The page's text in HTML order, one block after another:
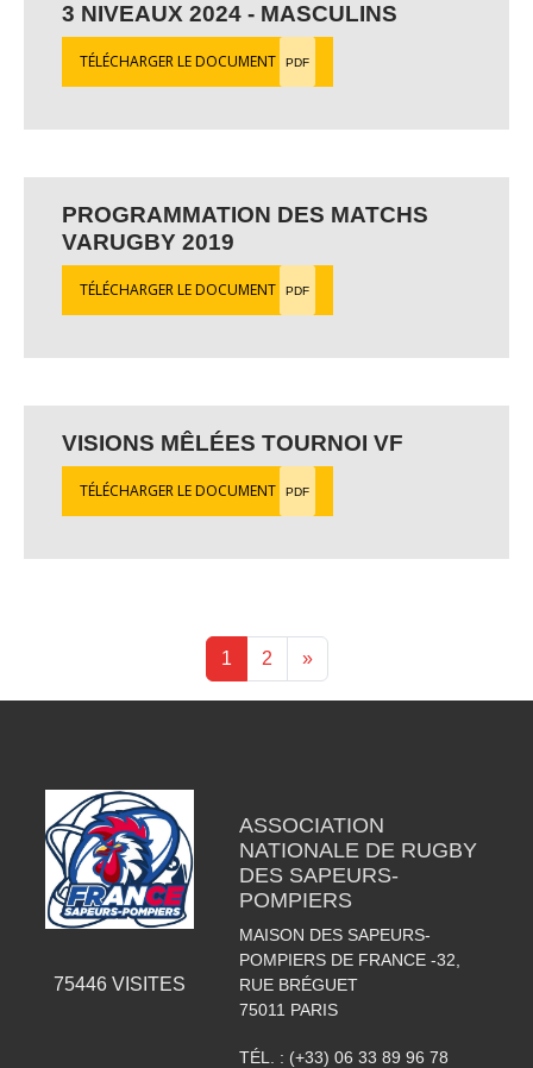
3 NIVEAUX 2024 - MASCULINS
TÉLÉCHARGER LE DOCUMENT PDF
PROGRAMMATION DES MATCHS
VARUGBY 2019
TÉLÉCHARGER LE DOCUMENT PDF
VISIONS MÊLÉES TOURNOI VF
TÉLÉCHARGER LE DOCUMENT PDF
1 2 »
75446VISITES
ASSOCIATION
NATIONALE DE RUGBY
DES SAPEURS-
POMPIERS
MAISON DES SAPEURS-
POMPIERS DE FRANCE -32,
RUE BRÉGUET
75011 PARIS
TÉL. : (+33) 06 33 89 96 78